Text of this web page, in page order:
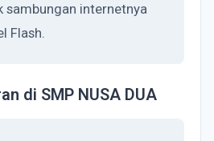
sambungan internetnya
Flash.
di SMP NUSA DUA